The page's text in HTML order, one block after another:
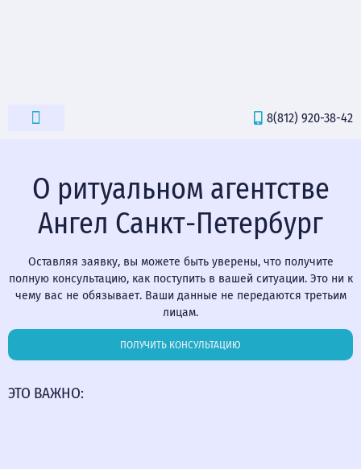
8(812) 920-38-42
О ритуальном агентстве
Ангел Санкт-Петербург
Оставляя заявку, вы можете быть уверены, что получите
полную консультацию, как поступить в вашей ситуации. Это ни к
чему вас не обязывает. Ваши данные не передаются третьим
лицам.
ПОЛУЧИТЬ КОНСУЛЬТАЦИЮ
ЭТО ВАЖНО: